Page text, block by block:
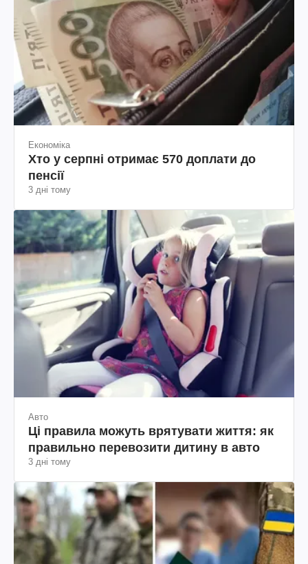
Економіка
Хто у серпні отримає 570 доплати до
пенсії
3 дні тому
Авто
Ці правила можуть врятувати життя: як
правильно перевозити дитину в авто
3 дні тому